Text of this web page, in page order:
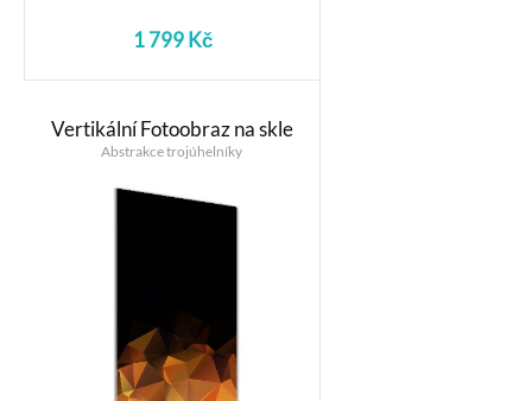
1 799 Kč
Vertikální Fotoobraz na skle
Abstrakce trojúhelníky